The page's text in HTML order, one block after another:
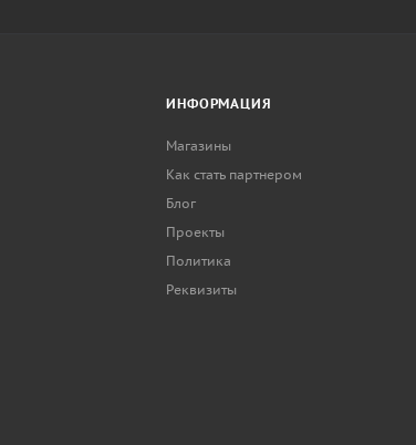
ИНФОРМАЦИЯ
Магазины
Как стать партнером
Блог
Проекты
Политика
Реквизиты